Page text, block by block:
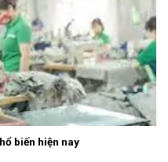
biến hiện nay